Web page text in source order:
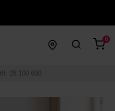
0
tlf. 28 100 600